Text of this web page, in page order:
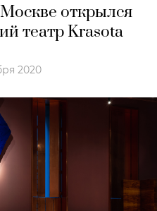
открылся
театр Krasota
2020